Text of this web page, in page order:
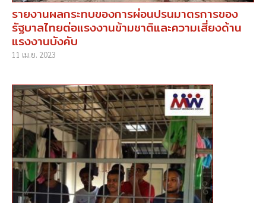
รายงานผลกระทบของการผ่อนปรนมาตรการของ
รัฐบาลไทยต่อแรงงานข้ามชาติและความเสี่ยงด้าน
แรงงานบังคับ
11 เม.ย. 2023